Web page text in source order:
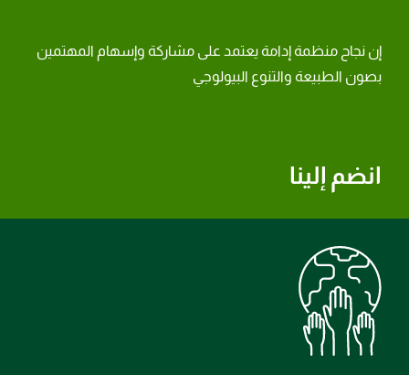
انضم إلينا
إن نجاح منظمة إدامة يعتمد على مشاركة وإسهام المهتمين
بصون الطبيعة والتنوع البيولوجي